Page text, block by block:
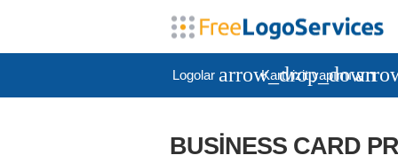
Logolar arrow_drop_down
Kartvizit yapımı
BUSINESS CARD